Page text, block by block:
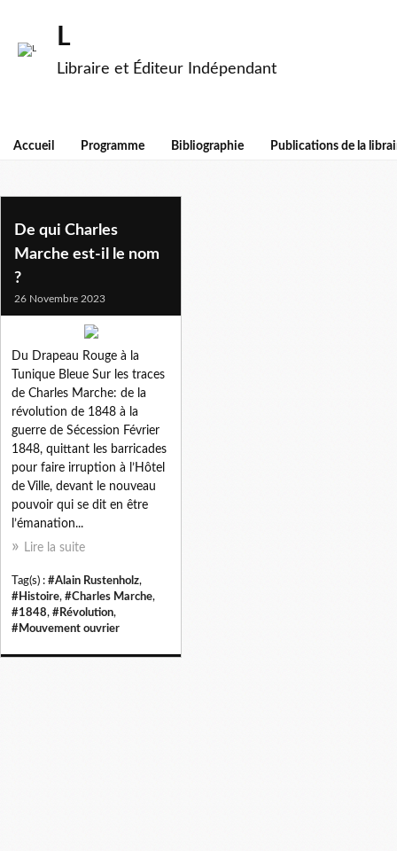
L
Libraire et Éditeur Indépendant
Accueil Programme Bibliographie Publications de la
alain rustenholz
De qui Charles
Marche est-il le nom
?
26 Novembre 2023
Du Drapeau Rouge à la
Tunique Bleue Sur les traces
de Charles Marche: de la
révolution de 1848 à la
guerre de Sécession Février
1848, quittant les barricades
pour faire irruption à l’Hôtel
de Ville, devant le nouveau
pouvoir qui se dit en être
l’émanation...
Lire la suite
Tag(s) : #Alain Rustenholz,
#Histoire, #Charles Marche,
#1848, #Révolution,
#Mouvement ouvrier